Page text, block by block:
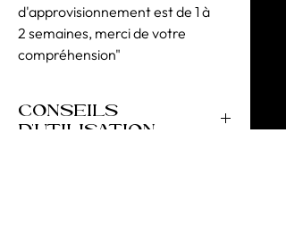
d'approvisionnement est de 1 à
2 semaines, merci de votre
compréhension"
CONSEILS
D'UTILISATION